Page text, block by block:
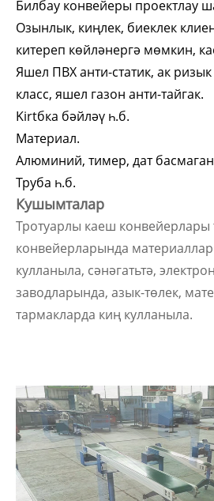
Билбау конвейеры проектлау
Озынлык, киңлек, биеклек
китереп көйләнергә мөмкин,
Яшел ПВХ анти-статик, ак ризык
класс, яшел газон анти-тайгак.
Kirtбка бәйләү һ.б.
Материал.
Алюминий, тимер, дат
Труба һ.б.
Кушымталар
Тротуарлы каеш конвейерлары
конвейерларында
кулланыла, сәнәгатьтә,
заводларында, азык-төлек,
тармакларда киң кулланыла.